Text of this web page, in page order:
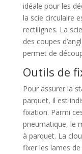
idéale pour les
la scie circulaire
rectilignes. La
des coupes
permet de
Outils de
Pour assurer la
parquet, il est
fixation. Parmi
pneumatique, le
à parquet. La
fixer les lames